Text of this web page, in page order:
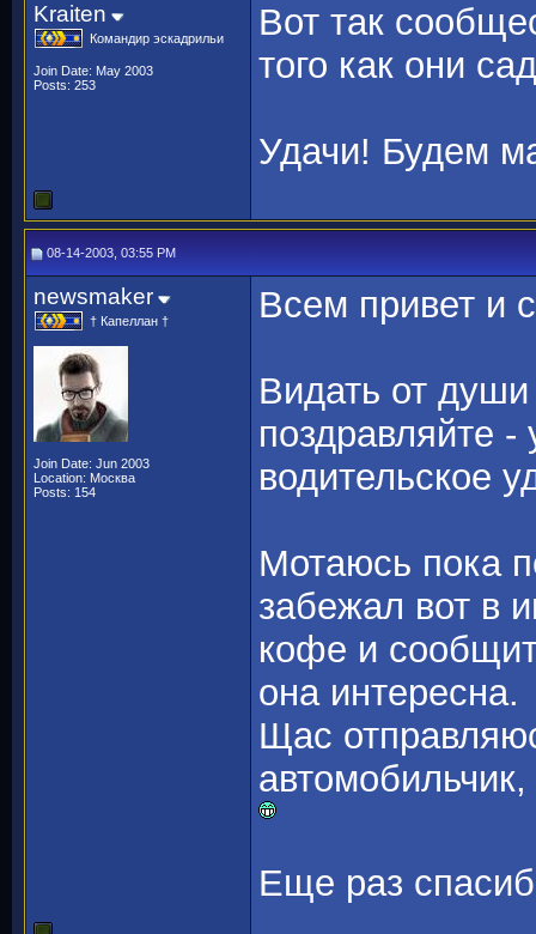
Kraiten
Командир эскадрильи
Join Date: May 2003
Posts: 253
Вот так
того как они
Удачи! Будем
08-14-2003, 03:55 PM
newsmaker
† Капеллан †
Join Date: Jun 2003
Location: Москва
Posts: 154
Всем привет и
Видать от
поздравляйте
водительское
Мотаюсь пока
забежал вот в
кофе и
она интересна.
Щас
Еще раз